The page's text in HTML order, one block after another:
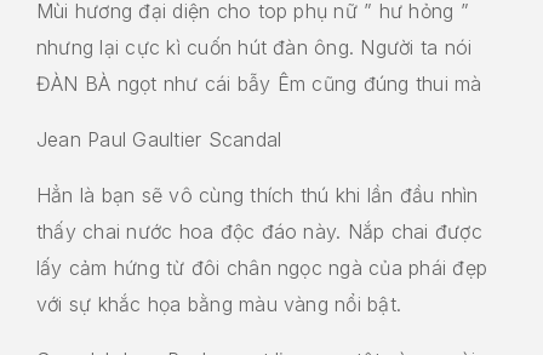
Mùi hương đại diện cho top phụ nữ ” hư hỏng ”
nhưng lại cực kì cuốn hút đàn ông. Người ta nói
ĐÀN BÀ ngọt như cái bẫy Êm cũng đúng thui mà
Jean Paul Gaultier Scandal
Hẳn là bạn sẽ vô cùng thích thú khi lần đầu nhìn
thấy chai nước hoa độc đáo này. Nắp chai được
lấy cảm hứng từ đôi chân ngọc ngà của phái đẹp
với sự khắc họa bằng màu vàng nổi bật.